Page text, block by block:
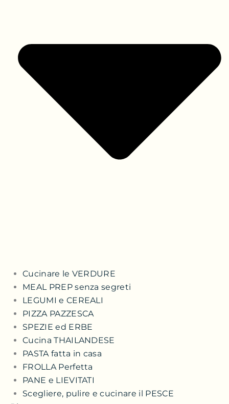
Cucinare le VERDURE
MEAL PREP senza segreti
LEGUMI e CEREALI
PIZZA PAZZESCA
SPEZIE ed ERBE
Cucina THAILANDESE
PASTA fatta in casa
FROLLA Perfetta
PANE e LIEVITATI
Scegliere, pulire e cucinare il PESCE